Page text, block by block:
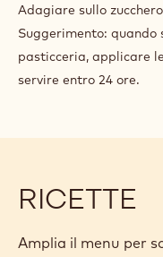
Adagiare sullo
Suggerimento: quando
pasticceria, applicare
servire entro 24 ore.
RICETTE
Amplia il menu per